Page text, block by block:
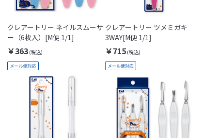
クレアートリー ネイルスムーサ
ー（6枚入）[M便 1/1]
￥363
クレアートリー ツメミガキ
3WAY[M便 1/1]
￥715